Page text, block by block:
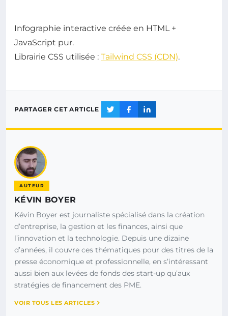
Infographie interactive créée en HTML +
JavaScript pur.
Librairie CSS utilisée : Tailwind CSS (CDN).
PARTAGER CET ARTICLE
AUTEUR
KÉVIN BOYER
Kévin Boyer est journaliste spécialisé dans la création
d’entreprise, la gestion et les finances, ainsi que
l’innovation et la technologie. Depuis une dizaine
d’années, il couvre ces thématiques pour des titres de la
presse économique et professionnelle, en s’intéressant
aussi bien aux levées de fonds des start-up qu’aux
stratégies de financement des PME.
VOIR TOUS LES ARTICLES